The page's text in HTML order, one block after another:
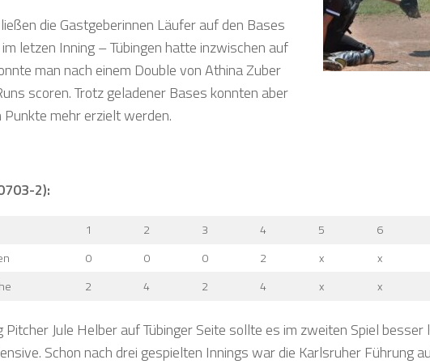
die Gastgeberinnen Läufer auf den Bases
letzen Inning – Tübingen hatte inzwischen auf
man nach einem Double von Athina Zuber
scoren. Trotz geladener Bases konnten aber
mehr erzielt werden.
2):
1 2 3 4 5 6
0 0 0 2 x x
2 4 2 4 x x
Pitcher Jule Helber auf Tübinger Seite sollte es im zweiten Spiel besser
Schon nach drei gespielten Innings war die Karlsruher Führung